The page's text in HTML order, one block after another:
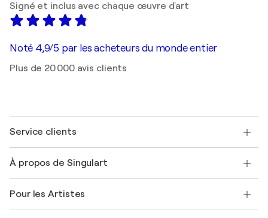
Signé et inclus avec chaque œuvre d'art
Noté 4,9/5 par les acheteurs du monde entier
Plus de 20 000 avis clients
Service clients
Expédition
Offrir une carte cadeau
Rejoignez notre programme commercial
À propos de Singulart
FAQ
Pour les Artistes